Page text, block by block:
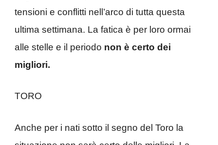
tensioni e conflitti nell’arco di tutta questa
ultima settimana. La fatica è per loro ormai
alle stelle e il periodo non è certo dei
migliori.
TORO
Anche per i nati sotto il segno del Toro la